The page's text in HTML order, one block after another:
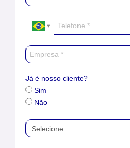
Já é nosso cliente?
Sim
Não